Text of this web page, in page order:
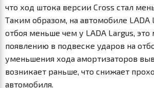
что ход штока версии Cross стал
Таким образом, на автомобиле LADA
отбоя меньше чем у LADA Largus,
появлению в подвеске ударов на
уменьшения хода амортизаторов
возникает раньше, что снижает
автомобиля.